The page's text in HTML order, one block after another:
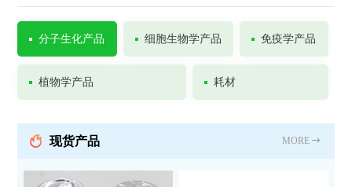
分子生化产品 细胞生物学产品 免疫学产品
植物学产品 耗材
现货产品 MORE